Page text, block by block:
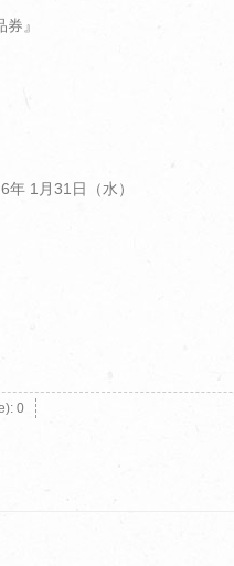
』
1月31日（水）
0